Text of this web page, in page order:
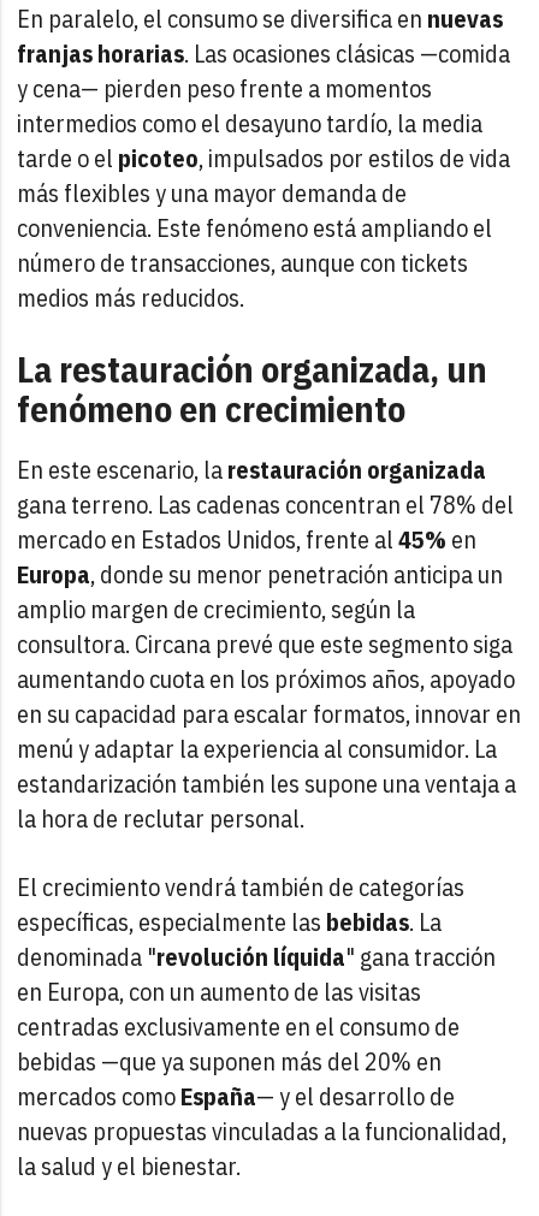
En paralelo, el consumo se diversifica en nuevas
franjas horarias. Las ocasiones clásicas —comida
y cena— pierden peso frente a momentos
intermedios como el desayuno tardío, la media
tarde o el picoteo, impulsados por estilos de vida
más flexibles y una mayor demanda de
conveniencia. Este fenómeno está ampliando el
número de transacciones, aunque con tickets
medios más reducidos.
La restauración organizada, un
fenómeno en crecimiento
En este escenario, larestauración organizada
gana terreno. Las cadenas concentran el 78% del
mercado en Estados Unidos, frente al45% en
Europa, donde su menor penetración anticipa un
amplio margen de crecimiento, según la
consultora. Circana prevé que este segmento siga
aumentando cuota en los próximos años, apoyado
en su capacidad para escalar formatos, innovar en
menú y adaptar la experiencia al consumidor. La
estandarización también les supone una ventaja a
la hora de reclutar personal.
El crecimiento vendrá también de categorías
específicas, especialmente las bebidas. La
denominada "revolución líquida" gana tracción
en Europa, con un aumento de las visitas
centradas exclusivamente en el consumo de
bebidas —que ya suponen más del 20% en
mercados comoEspaña— y el desarrollo de
nuevas propuestas vinculadas a la funcionalidad,
la salud y el bienestar.